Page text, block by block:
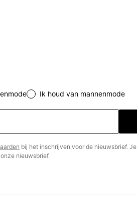
Ik houd van mannenmode
bij het inschrijven voor de nieuwsbrief. Je
nieuwsbrief.